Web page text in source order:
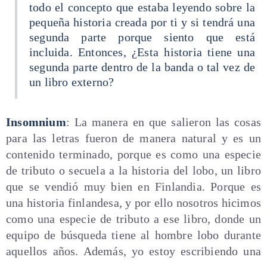
todo el concepto que estaba leyendo sobre la
pequeña historia creada por ti y si tendrá una
segunda parte porque siento que está
incluida. Entonces, ¿Esta historia tiene una
segunda parte dentro de la banda o tal vez de
un libro externo?
Insomnium: La manera en que salieron las cosas
para las letras fueron de manera natural y es un
contenido terminado, porque es como una especie
de tributo o secuela a la historia del lobo, un libro
que se vendió muy bien en Finlandia. Porque es
una historia finlandesa, y por ello nosotros hicimos
como una especie de tributo a ese libro, donde un
equipo de búsqueda tiene al hombre lobo durante
aquellos años. Además, yo estoy escribiendo una